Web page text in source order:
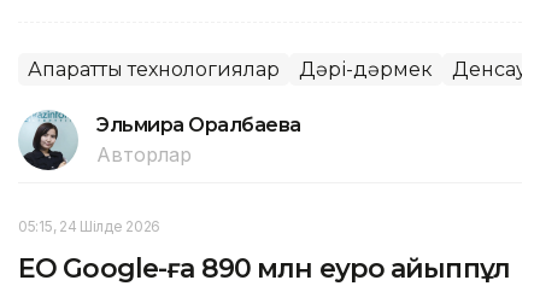
Ақпараттық технологиялар Дәрі-дәрмек
Эльмира Оралбаева
Авторлар
05:15, 24 Шілде 2026
ЕО Google-ға 890 млн еуро айыппұл